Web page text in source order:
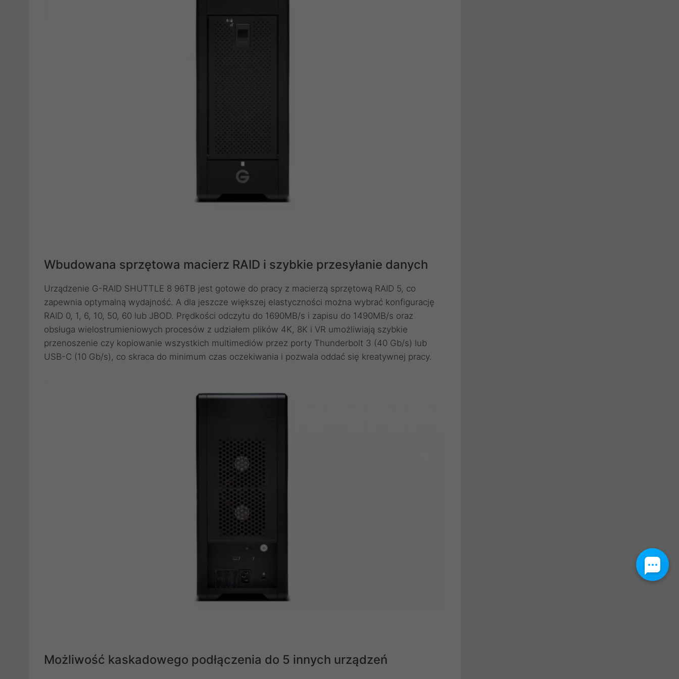
Wbudowana sprzętowa macierz RAID i szybkie przesyłanie danych
Urządzenie G-RAID SHUTTLE 8 96TB jest gotowe do pracy z macierzą sprzętową RAID 5, co
zapewnia optymalną wydajność. A dla jeszcze większej elastyczności można wybrać konfigurację
RAID 0, 1, 6, 10, 50, 60 lub JBOD. Prędkości odczytu do 1690MB/s i zapisu do 1490MB/s oraz
obsługa wielostrumieniowych procesów z udziałem plików 4K, 8K i VR umożliwiają szybkie
przenoszenie czy kopiowanie wszystkich multimediów przez porty Thunderbolt 3 (40 Gb/s) lub
USB-C (10 Gb/s), co skraca do minimum czas oczekiwania i pozwala oddać się kreatywnej pracy.
Możliwość kaskadowego podłączenia do 5 innych urządzeń